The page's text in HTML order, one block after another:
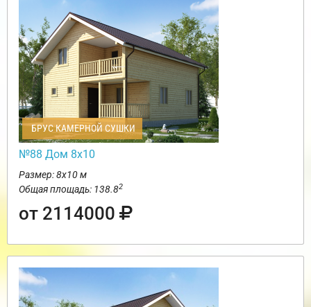
БРУС КАМЕРНОЙ СУШКИ
№88 Дом 8х10
Размер: 8х10 м
Общая площадь: 138.82
от 2114000